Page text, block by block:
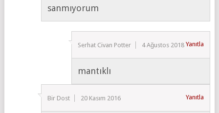
sanmıyorum
Serhat Civan Potter 4 Ağustos 2018 Yanıtla
mantıklı
Bir Dost 20 Kasım 2016 Yanıtla